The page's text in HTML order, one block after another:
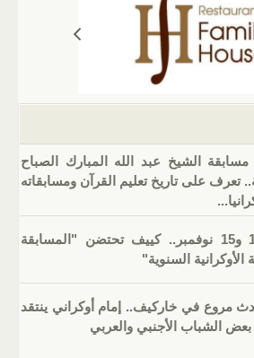
er
a
m
A
p
مسابقة الشيخ عبد الله المبارك الصباح
تعرف على تاريخ تعليم القرآن ومسابقاته
في 14 و15 نوفمبر.. كييف تحتضن "المسابقة
الأوكرانية السنوية"
مروع في خاركيف.. إمام أوكراني ينتقد
الشباب الأجنبي والعربي